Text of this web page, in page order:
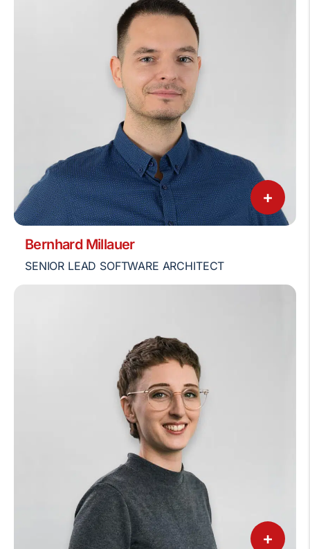
+
Bernhard Millauer
SENIOR LEAD SOFTWARE ARCHITECT
+